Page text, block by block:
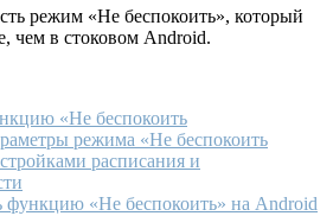
режим «Не беспокоить», который
чем в стоковом Android.
«Не беспокоить
режима «Не беспокоить
расписания и
функцию «Не беспокоить» на Android